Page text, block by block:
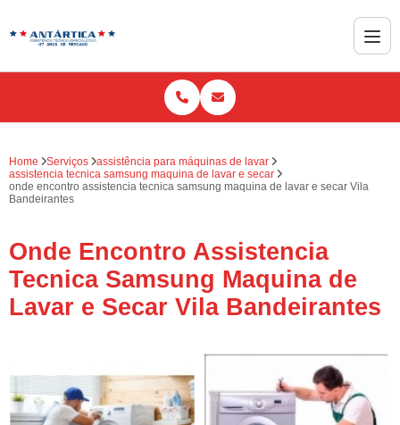
Home Serviços
assistência para máquinas de lavar
assistencia tecnica samsung maquina de lavar e secar
onde encontro assistencia tecnica samsung maquina de lavar e secar Vila
Bandeirantes
Onde Encontro Assistencia
Tecnica Samsung Maquina de
Lavar e Secar Vila Bandeirantes